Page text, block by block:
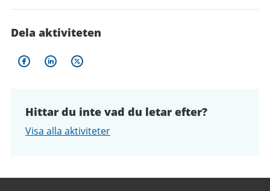
Dela aktiviteten
Hittar du inte vad du letar efter?
Visa alla aktiviteter